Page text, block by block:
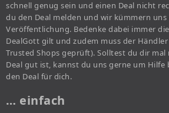
schnell genug sein und einen Deal nicht
du den Deal melden und wir kümmern
Veröffentlichung. Bedenke dabei immer
DealGott gilt und zudem muss der Händler
Trusted Shops geprüft). Solltest du dir mal
Deal gut ist, kannst du uns gerne um
den Deal für dich.
… einfach